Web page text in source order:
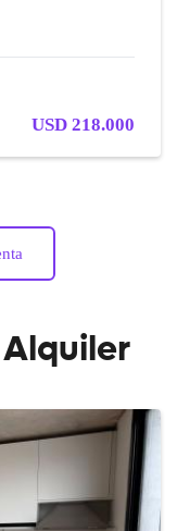
USD 218.000